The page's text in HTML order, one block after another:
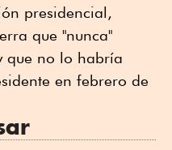
presidencial,
que "nunca"
que no lo habría
en febrero de